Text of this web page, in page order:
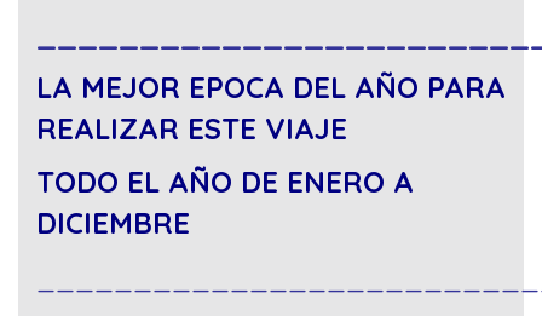
LA MEJOR EPOCA DEL AÑO PARA
REALIZAR ESTE VIAJE
TODO EL AÑO DE ENERO A
DICIEMBRE